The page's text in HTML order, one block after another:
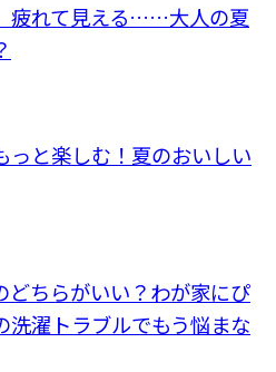
疲れて見える……大人の夏
っと楽しむ！夏のおいしい
どちらがいい？わが家にぴ
洗濯トラブルでもう悩まな